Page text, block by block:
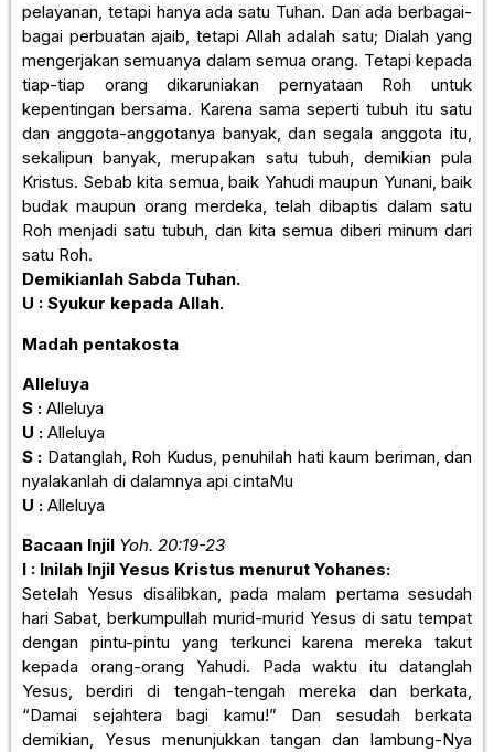
pelayanan, tetapi hanya ada satu Tuhan. Dan ada berbagai-
bagai perbuatan ajaib, tetapi Allah adalah satu; Dialah yang
mengerjakan semuanya dalam semua orang. Tetapi kepada
tiap-tiap orang dikaruniakan pernyataan Roh untuk
kepentingan bersama. Karena sama seperti tubuh itu satu
dan anggota-anggotanya banyak, dan segala anggota itu,
sekalipun banyak, merupakan satu tubuh, demikian pula
Kristus. Sebab kita semua, baik Yahudi maupun Yunani, baik
budak maupun orang merdeka, telah dibaptis dalam satu
Roh menjadi satu tubuh, dan kita semua diberi minum dari
satu Roh.
Demikianlah Sabda Tuhan.
U : Syukur kepada Allah.
Madah pentakosta
Alleluya
S : Alleluya
U : Alleluya
S : Datanglah, Roh Kudus, penuhilah hati kaum beriman, dan
nyalakanlah di dalamnya api cintaMu
U : Alleluya
Bacaan Injil Yoh. 20:19-23
I : Inilah Injil Yesus Kristus menurut Yohanes:
Setelah Yesus disalibkan, pada malam pertama sesudah
hari Sabat, berkumpullah murid-murid Yesus di satu tempat
dengan pintu-pintu yang terkunci karena mereka takut
kepada orang-orang Yahudi. Pada waktu itu datanglah
Yesus, berdiri di tengah-tengah mereka dan berkata,
“Damai sejahtera bagi kamu!” Dan sesudah berkata
demikian, Yesus menunjukkan tangan dan lambung-Nya